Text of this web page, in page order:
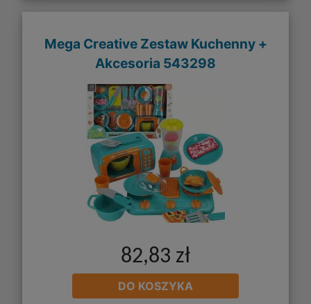
Mega Creative Zestaw Kuchenny +
Akcesoria 543298
82,83 zł
DO KOSZYKA